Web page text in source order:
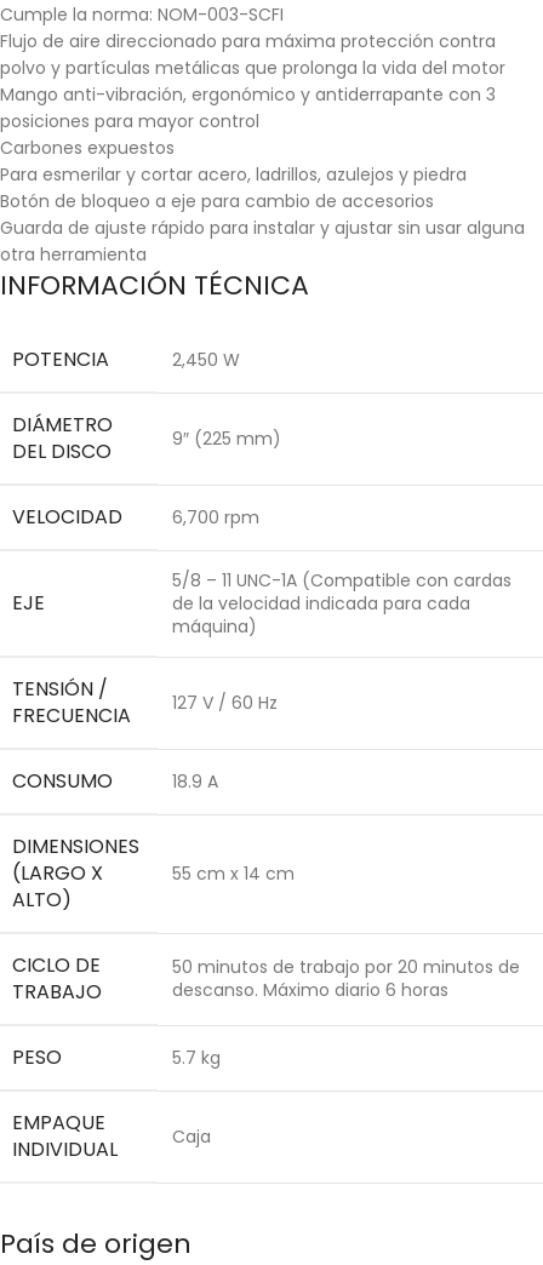
Cumple la norma: NOM-003-SCFI
Flujo de aire direccionado para máxima protección contra
polvo y partículas metálicas que prolonga la vida del motor
Mango anti-vibración, ergonómico y antiderrapante con 3
posiciones para mayor control
Carbones expuestos
Para esmerilar y cortar acero, ladrillos, azulejos y piedra
Botón de bloqueo a eje para cambio de accesorios
Guarda de ajuste rápido para instalar y ajustar sin usar alguna
otra herramienta
INFORMACIÓN TÉCNICA
POTENCIA 2,450 W
DIÁMETRO
DEL DISCO
9″ (225 mm)
VELOCIDAD 6,700 rpm
EJE
5/8 – 11 UNC-1A (Compatible con cardas
de la velocidad indicada para cada
máquina)
TENSIÓN /
FRECUENCIA
127 V / 60 Hz
CONSUMO 18.9 A
DIMENSIONES
(LARGO X
ALTO)
55 cm x 14 cm
CICLO DE
TRABAJO
50 minutos de trabajo por 20 minutos de
descanso. Máximo diario 6 horas
PESO 5.7 kg
EMPAQUE
INDIVIDUAL
Caja
País de origen